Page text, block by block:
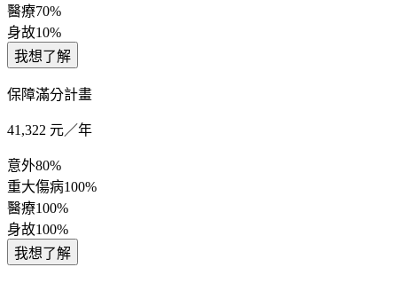
醫療70%
身故10%
我想了解
保障滿分計畫
41,322 元／年
意外80%
重大傷病100%
醫療100%
身故100%
我想了解